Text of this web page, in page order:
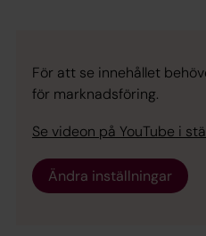
För att se innehållet
för marknadsföring.
Se videon på YouTube i
Ändra inställningar